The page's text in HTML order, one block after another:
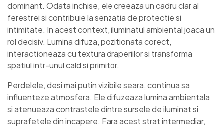
dominant. Odata inchise, ele creeaza un cadru clar al
ferestrei si contribuie la senzatia de protectie si
intimitate. In acest context, iluminatul ambiental joaca un
rol decisiv. Lumina difuza, pozitionata corect,
interactioneaza cu textura draperiilor si transforma
spatiul intr-unul cald si primitor.
Perdelele, desi mai putin vizibile seara, continua sa
influenteze atmosfera. Ele difuzeaza lumina ambientala
si atenueaza contrastele dintre sursele de iluminat si
suprafetele din incapere. Fara acest strat intermediar,